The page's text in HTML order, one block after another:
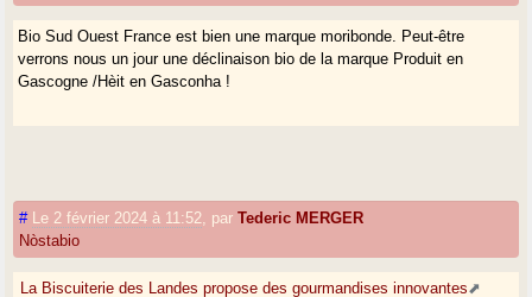
Bio Sud Ouest France est bien une marque moribonde. Peut-être
verrons nous un jour une déclinaison bio de la marque Produit en
Gascogne /Hèit en Gasconha !
# Le 2 février 2024 à 11:52 parTederic MERGER
Nòstabio
La Biscuiterie des Landes propose des gourmandises innovantes